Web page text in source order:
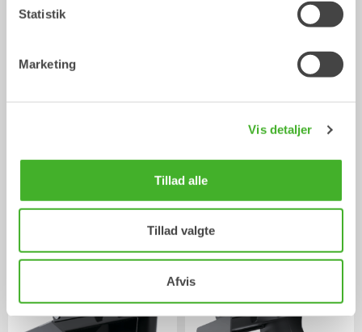
Statistik
Marketing
Vis detaljer
Tillad alle
Tillad valgte
Afvis
Skovle/ AIRMAN AX33U
Skovl